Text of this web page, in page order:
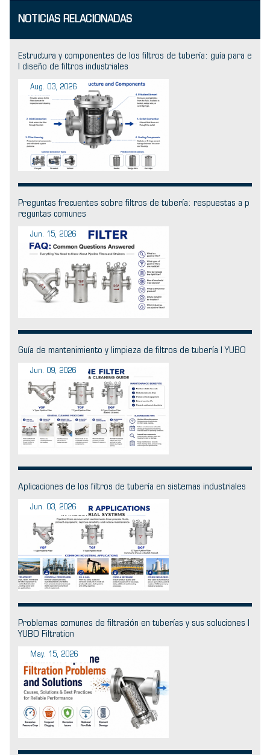
NOTICIAS RELACIONADAS
Estructura y componentes de los filtros de tubería: guía para e
l diseño de filtros industriales
Aug. 03, 2026
Preguntas frecuentes sobre filtros de tubería: respuestas a p
reguntas comunes
Jun. 15, 2026
Guía de mantenimiento y limpieza de filtros de tubería | YUBO
Jun. 09, 2026
Aplicaciones de los filtros de tubería en sistemas industriales
Jun. 03, 2026
Problemas comunes de filtración en tuberías y sus soluciones |
YUBO Filtration
May. 15, 2026